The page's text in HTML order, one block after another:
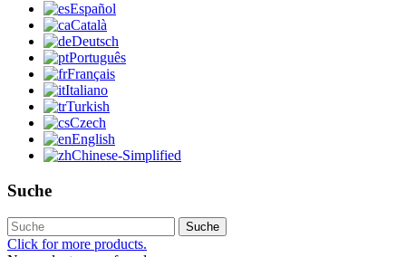
Español
Català
Deutsch
Português
Français
Italiano
Turkish
Czech
English
Chinese-Simplified
Suche
Suche
Click for more products.